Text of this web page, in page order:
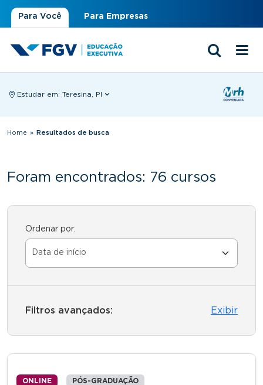
Para Você Para Empresas
Estudar em: Teresina, PI
Você está aqui
Home » Resultados de busca
Foram encontrados: 76 cursos
Ordenar por:
Filtros avançados: Exibir
ONLINE PÓS-GRADUAÇÃO